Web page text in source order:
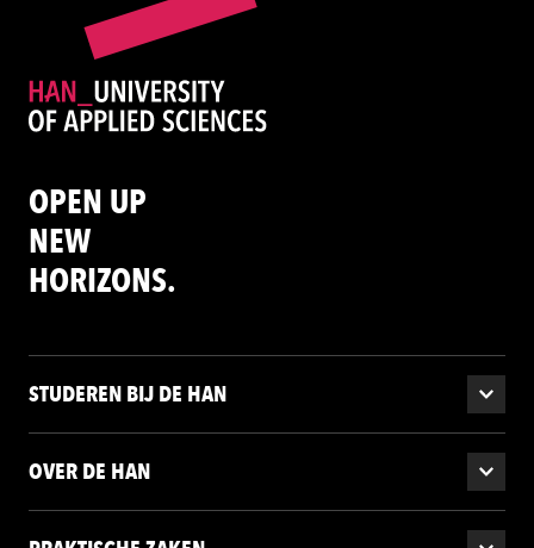
OPEN UP
NEW
HORIZONS.
STUDEREN BIJ DE HAN
OVER DE HAN